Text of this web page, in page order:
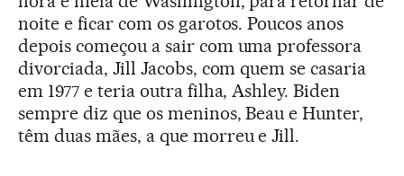
noite e ficar com os garotos. Poucos anos
depois começou a sair com uma professora
divorciada, Jill Jacobs, com quem se casaria
em 1977 e teria outra filha, Ashley. Biden
sempre diz que os meninos, Beau e Hunter,
têm duas mães, a que morreu e Jill.